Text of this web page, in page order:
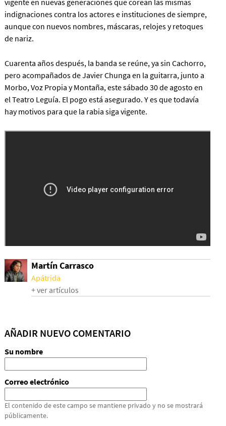
indignaciones contra los actores e instituciones de siempre,
aunque con nuevos nombres, máscaras, relojes y retoques
de nariz.
Cuarenta años después, la banda se reúne, ya sin Cachorro,
pero acompañados de Javier Chunga en la guitarra, junto a
Morbo, Voz Propia y Montaña, este sábado 30 de agosto en
el Teatro Leguía. El pogo está asegurado. Y es que todavía
hay motivos para que la rabia siga vigente.
Martín Carrasco
Apátrida
+ ver artículos
AÑADIR NUEVO COMENTARIO
Su nombre
Correo electrónico
El contenido de este campo se mantiene privado y no se mostrará
públicamente.